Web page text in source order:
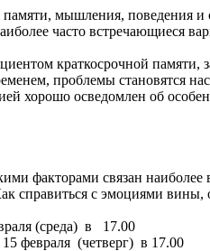
мышления, поведения
часто встречающиеся
краткосрочной
проблемы
хорошо осведомлен об
факторами связан
справиться с эмоциями
(среда) в 17.00
февраля (четверг) в 17.00